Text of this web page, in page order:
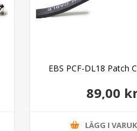
EBS PCF-DL18 Patch
89,00
LÄGG I